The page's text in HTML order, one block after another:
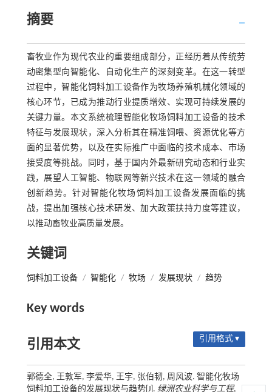
摘要
畜牧业作为现代农业的重要组成部分，正经历着从传统劳
动密集型向智能化、自动化生产的深刻变革。在这一转型
过程中，智能化饲料加工设备作为牧场养殖机械化领域的
核心环节，已成为推动行业提质增效、实现可持续发展的
关键力量。本文系统梳理智能化牧场饲料加工设备的技术
特征与发展现状，深入分析其在精准饲喂、资源优化等方
面的显著优势，以及在实际推广中面临的技术成本、市场
接受度等挑战。同时，基于国内外最新研究动态和行业实
践，展望人工智能、物联网等新兴技术在这一领域的融合
创新趋势。针对智能化牧场饲料加工设备发展面临的挑
战，提出加强核心技术研发、加大政策扶持力度等建议，
以推动畜牧业高质量发展。
关键词
饲料加工设备 / 智能化 / 牧场 / 发展现状 / 趋势
Key words
引用本文 引用格式 ▾
郭德全, 王敦军, 李爱华, 王宇, 张伯韧, 周风波. 智能化牧场
饲料加工设备的发展现状与趋势[J]. 绿洲农业科学与工程,